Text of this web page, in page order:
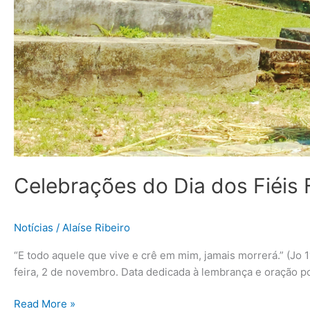
Celebrações do Dia dos Fiéis
Notícias / Alaíse Ribeiro
“E todo aquele que vive e crê em mim, jamais morrerá.”
feira, 2 de novembro. Data dedicada à lembrança e oração
Read More »